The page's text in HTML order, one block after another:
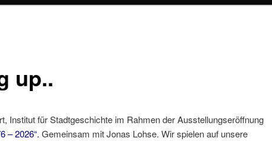
up..
Institut für Stadtgeschichte im Rahmen der Ausstellungseröffnung
– 2026“. Gemeinsam mit Jonas Lohse. Wir spielen auf unsere